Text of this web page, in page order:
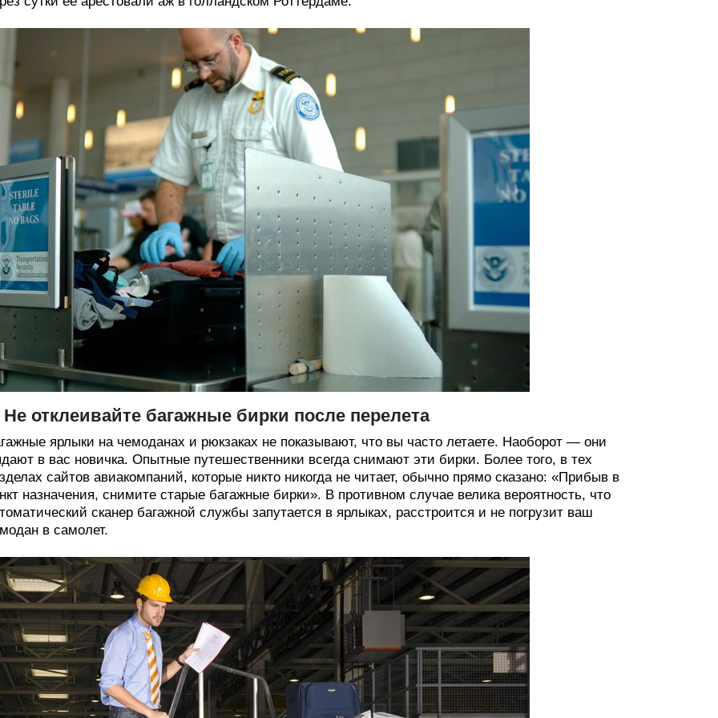
Не отклеивайте багажные бирки после перелета
ярлыки на чемоданах и рюкзаках не показывают, что вы часто летаете. Наоборот — они
в вас новичка. Опытные путешественники всегда снимают эти бирки. Более того, в тех
сайтов авиакомпаний, которые никто никогда не читает, обычно прямо сказано: «Прибыв в
назначения, снимите старые багажные бирки». В противном случае велика вероятность, что
сканер багажной службы запутается в ярлыках, расстроится и не погрузит ваш
в самолет.